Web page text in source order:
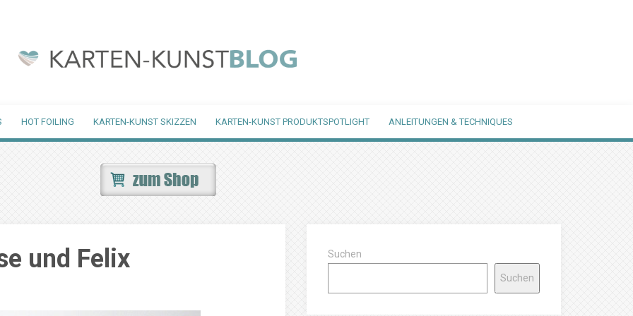
HOT FOILING KARTEN-KUNST SKIZZEN KARTEN-KUNST PRODUKTSPOTLIGHT ANLEITUNGEN & TECHNIQUES
und Felix Suchen
Suchen